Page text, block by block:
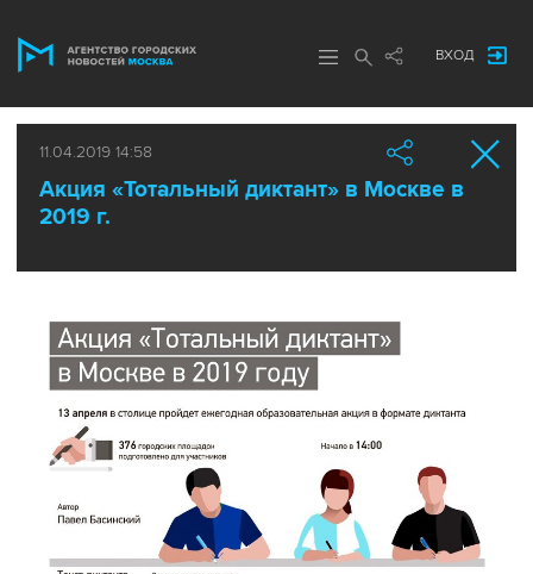
ВХОД
11.04.2019 14:58
Акция «Тотальный диктант» в Москве в
2019 г.